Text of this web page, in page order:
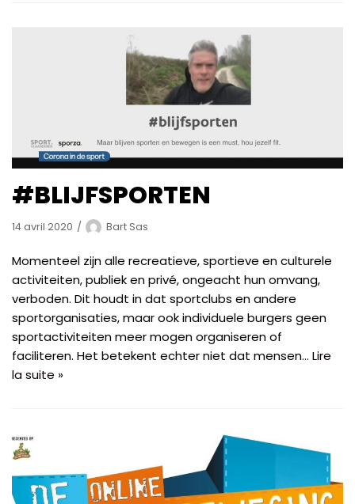
#BLIJFSPORTEN
14 avril 2020 Bart Sas
Momenteel zijn alle recreatieve, sportieve en culturele
activiteiten, publiek en privé, ongeacht hun omvang,
verboden. Dit houdt in dat sportclubs en andere
sportorganisaties, maar ook individuele burgers geen
sportactiviteiten meer mogen organiseren of
faciliteren. Het betekent echter niet dat mensen… Lire
la suite »